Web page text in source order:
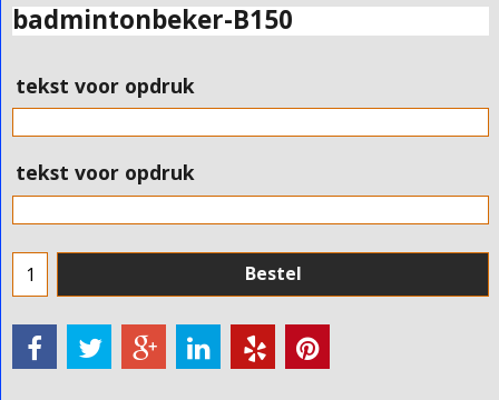
badmintonbeker-B150
tekst voor opdruk
tekst voor opdruk
Bestel